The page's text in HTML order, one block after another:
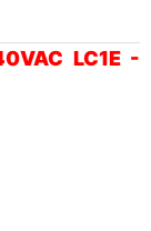
LC1E -